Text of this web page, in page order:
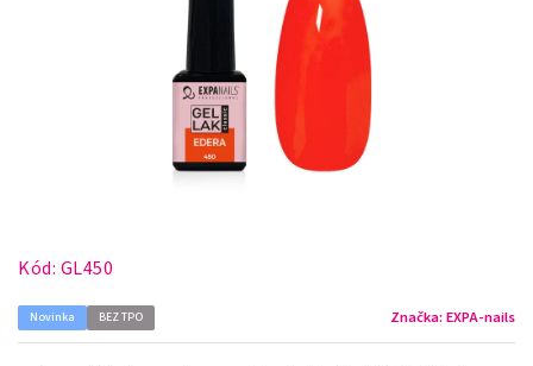
Kód: GL450
Novinka BEZ TPO Značka: EXPA-nails